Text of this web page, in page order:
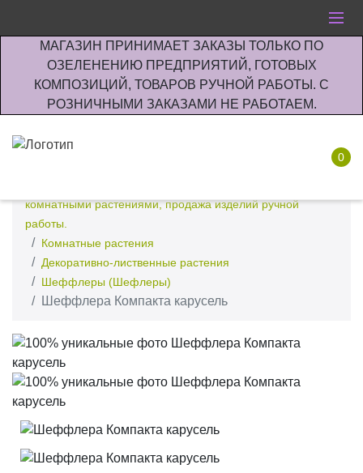
МАГАЗИН ПРИНИМАЕТ ЗАКАЗЫ ТОЛЬКО ПО
ОЗЕЛЕНЕНИЮ ПРЕДПРИЯТИЙ, ГОТОВЫХ
КОМПОЗИЦИЙ, ТОВАРОВ РУЧНОЙ РАБОТЫ. С
РОЗНИЧНЫМИ ЗАКАЗАМИ НЕ РАБОТАЕМ.
0
комнатными растениями, продажа изделий ручной
работы.
Комнатные растения
Декоративно-лиственные растения
Шеффлеры (Шефлеры)
Шеффлера Компакта карусель